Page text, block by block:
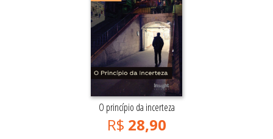
O princípio da incerteza
R$ 28,90